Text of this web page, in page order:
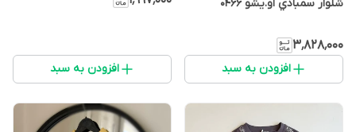
شلوار سمبادي او.يشو 0466
۳٬۸۲۸٬۰۰۰
افزودن به سبد افزودن به سبد